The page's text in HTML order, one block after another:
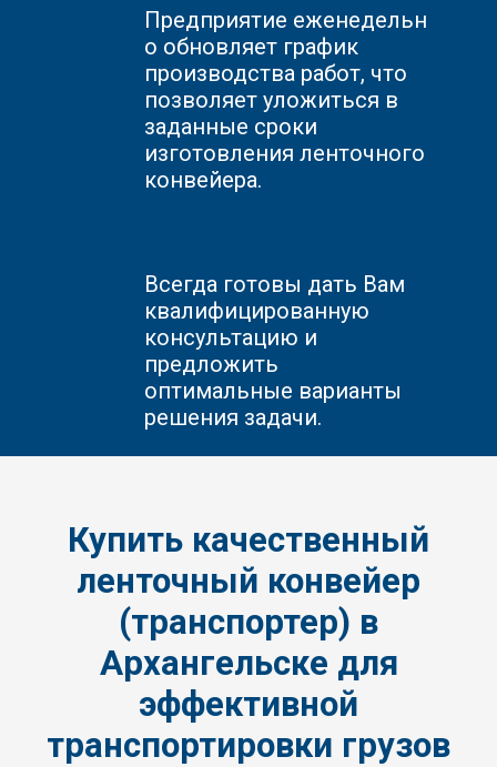
Предприятие еженедельн
о обновляет график
производства работ, что
позволяет уложиться в
заданные сроки
изготовления ленточного
конвейера.
Всегда готовы дать Вам
квалифицированную
консультацию и
предложить
оптимальные варианты
решения задачи.
Купить качественный
ленточный конвейер
(транспортер) в
Архангельске для
эффективной
транспортировки грузов